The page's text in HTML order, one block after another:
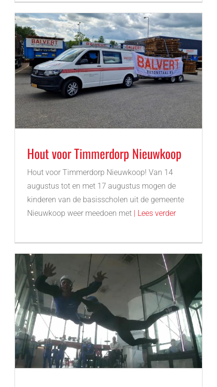
Hout voor Timmerdorp Nieuwkoop
Hout voor Timmerdorp Nieuwkoop! Van 14
augustus tot en met 17 augustus mogen de
kinderen van de basisscholen uit de gemeente
Nieuwkoop weer meedoen met | Lees verder